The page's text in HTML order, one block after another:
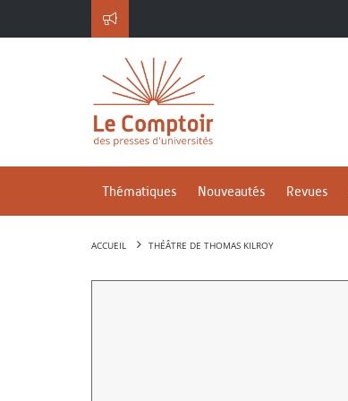
Thématiques Nouveautés Revues
ACCUEIL THÉÂTRE DE THOMAS KILROY